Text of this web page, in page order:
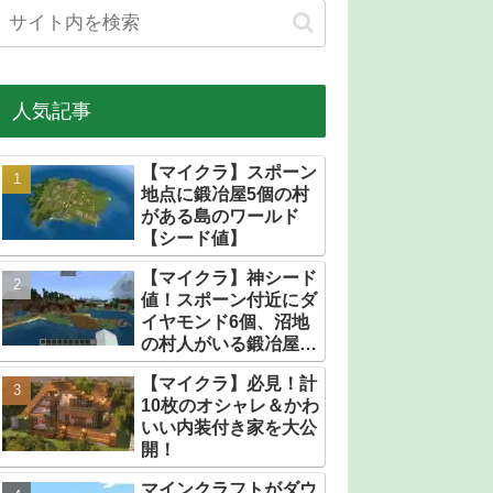
人気記事
【マイクラ】スポーン
地点に鍛冶屋5個の村
がある島のワールド
【シード値】
【マイクラ】神シード
値！スポーン付近にダ
イヤモンド6個、沼地
の村人がいる鍛冶屋だ
らけの村【統合版】
【マイクラ】必見！計
10枚のオシャレ＆かわ
いい内装付き家を大公
開！
マインクラフトがダウ